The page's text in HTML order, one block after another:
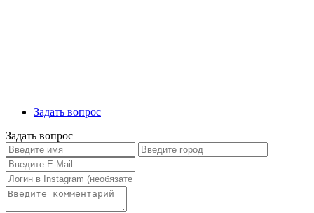
Задать вопрос
Задать вопрос